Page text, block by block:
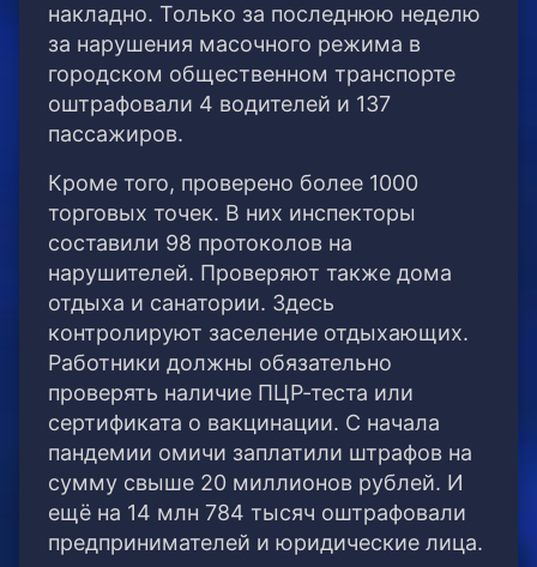
накладно. Только за последнюю неделю
за нарушения масочного режима в
городском общественном транспорте
оштрафовали 4 водителей и 137
пассажиров.
Кроме того, проверено более 1000
торговых точек. В них инспекторы
составили 98 протоколов на
нарушителей. Проверяют также дома
отдыха и санатории. Здесь
контролируют заселение отдыхающих.
Работники должны обязательно
проверять наличие ПЦР-теста или
сертификата о вакцинации. С начала
пандемии омичи заплатили штрафов на
сумму свыше 20 миллионов рублей. И
ещё на 14 млн 784 тысяч оштрафовали
предпринимателей и юридические лица.